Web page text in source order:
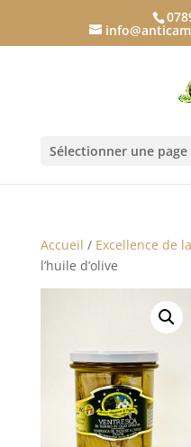
Sélectionner une page
Accueil / Excellence de
l’huile d’olive